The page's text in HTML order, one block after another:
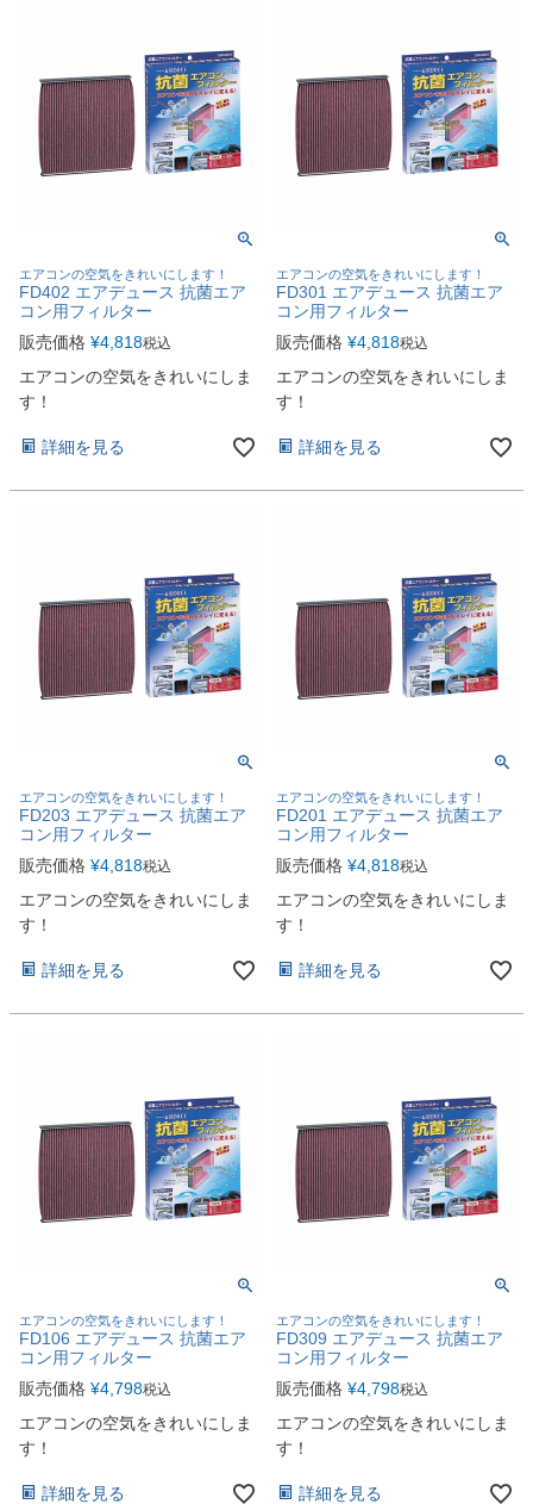
エアコンの空気をきれいにします！
FD402 エアデュース 抗菌エア
コン用フィルター
販売価格 ¥4,818税込
エアコンの空気をきれいにしま
す！
詳細を見る
エアコンの空気をきれいにします！
FD301 エアデュース 抗菌エア
コン用フィルター
販売価格 ¥4,818税込
エアコンの空気をきれいにしま
す！
詳細を見る
エアコンの空気をきれいにします！
FD203 エアデュース 抗菌エア
コン用フィルター
販売価格 ¥4,818税込
エアコンの空気をきれいにしま
す！
詳細を見る
エアコンの空気をきれいにします！
FD201 エアデュース 抗菌エア
コン用フィルター
販売価格 ¥4,818税込
エアコンの空気をきれいにしま
す！
詳細を見る
エアコンの空気をきれいにします！
FD106 エアデュース 抗菌エア
コン用フィルター
販売価格 ¥4,798税込
エアコンの空気をきれいにしま
す！
詳細を見る
エアコンの空気をきれいにします！
FD309 エアデュース 抗菌エア
コン用フィルター
販売価格 ¥4,798税込
エアコンの空気をきれいにしま
す！
詳細を見る